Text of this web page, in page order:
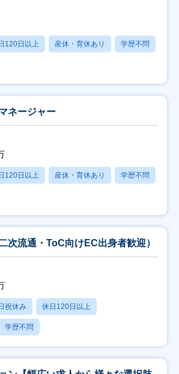
120日以上 産休・育休あり 学歴不問
ネージャー
120日以上 産休・育休あり 学歴不問
次流通・ToC向けEC出身者歓迎）
祝休み 休日120日以上
学歴不問